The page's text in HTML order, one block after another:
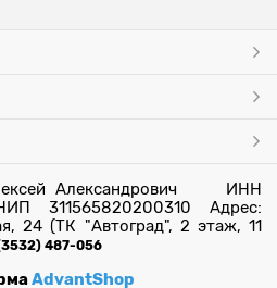
Александрович ИНН
311565820200310 Адрес:
24 (ТК "Автоград", 2 этаж, 11
487-056
AdvantShop